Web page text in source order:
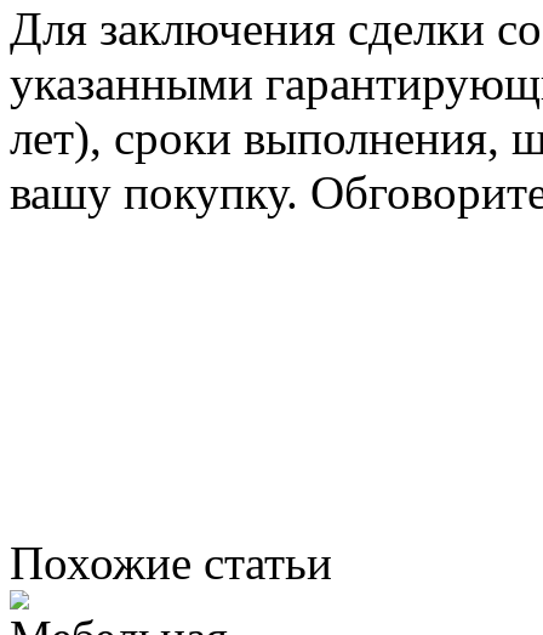
Для заключения сделки
указанными
лет), сроки выполнения,
вашу покупку.
Похожие статьи